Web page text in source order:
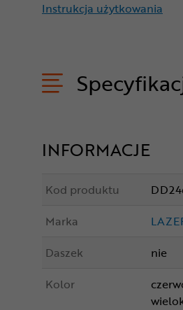
Instrukcja użytkowania
INFORMACJE
Kod produktu
Marka
Daszek
nie
Kolor